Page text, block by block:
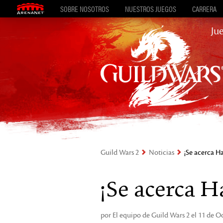
SOBRE NOSOTROS NUESTROS JUEGOS CARRERA
Guild Wars 2 Noticias ¡Se acerca
¡Se acerca
por El equipo de Guild Wars 2 el 11 de